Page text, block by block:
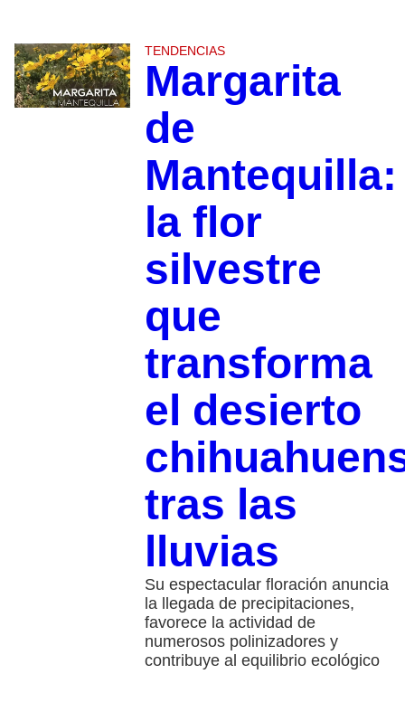
TENDENCIAS
Margarita
de
Mantequilla:
la flor
silvestre
que
transforma
el desierto
tras las
lluvias
Su espectacular floración anuncia
la llegada de precipitaciones,
favorece la actividad de
numerosos polinizadores y
contribuye al equilibrio ecológico